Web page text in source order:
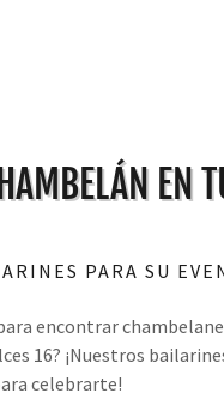
EN
PARA SU
encontrar
16? ¡Nuestros
celebrarte!